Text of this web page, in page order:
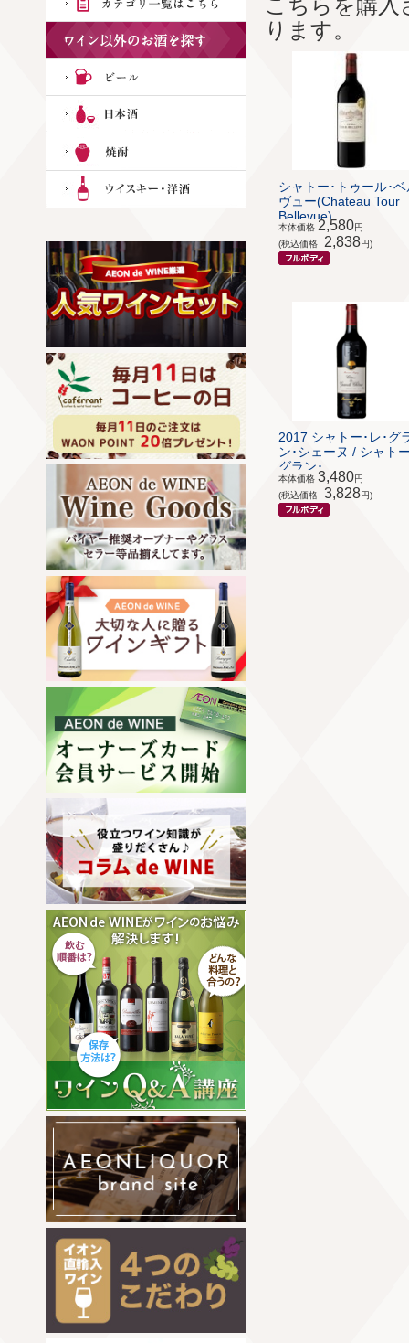
こちらを購
ります。
シャトー･トゥール･ベ
ヴュー(Chateau Tour
Bellevue)
本体価格 2,580円
(税込価格
2,838円)
2017 シャトー･レ･グ
ン･シェーヌ / シャト
グラン･...
本体価格 3,480円
(税込価格
3,828円)